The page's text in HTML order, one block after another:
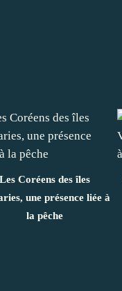
Les Coréens des îles
une présence liée à
la pêche